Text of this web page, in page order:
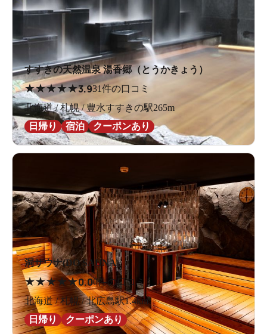
すすきの天然温泉 湯香郷（とうかきょう）
★★★★★3.931件の口コミ
北海道 / 札幌 / 豊水すすきの駅265m
日帰り
宿泊 クーポンあり
洞サウナ(DO SAUNA)
★★★★★0.00件の口コミ
北海道 / 札幌 / 北広島駅1.4km
日帰り
クーポンあり